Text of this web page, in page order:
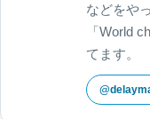
などをや
「World
てます。